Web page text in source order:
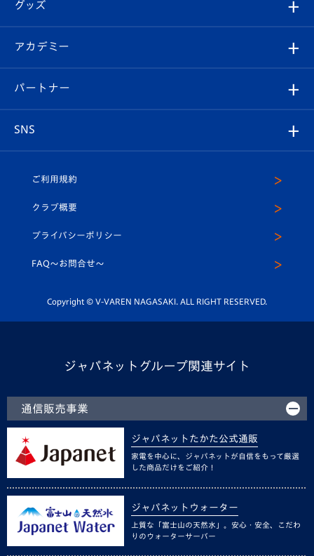
チケット
イベント
メディア
ホームタウン
スタッフプロフィール
マスコット紹介
平和祈念活動
ホームタウン活動
Revive Team
ヴィヴィくんの長崎おもてなしガイド
フォトギャラリー
スタジアムグルメ
V-LOVERS（ファンクラブ）
プレイヤーズスイート
グッズ
オンラインショップ
店舗情報
アカデミー
育成からのお知らせ
U-18
スクール
パートナー
SNS
ヴィヴィくんインスタグラム
公式LINE＠
ご利用規約
クラブ概要
プライバシーポリシー
FAQ〜お問合せ〜
Copyright © V-VAREN NAGASAKI. ALL RIGHT RESERVED.
ジャパネットグループ関連サイト
通信販売事業
ジャパネットたかた公式通販
家電を中心に、ジャパネットが自信をもって厳選
した商品だけをご紹介！
ジャパネットウォーター
上質な「富士山の天然水」。安心・安全、こだわ
りのウォーターサーバー